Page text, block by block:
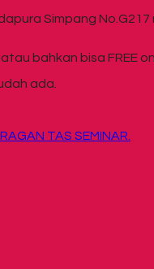
Simpang No.G217
bahkan bisa FREE
ada.
TAS SEMINAR.